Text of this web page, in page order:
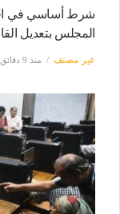
شرط أساسي في
المجلس بتعديل
غير مصنف منذ 9 دقائق